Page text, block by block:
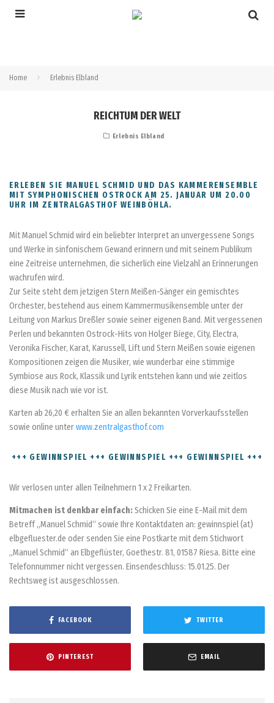
Home Erlebnis Elbland
REICHTUM DER WELT
Erlebnis Elbland
ERLEBEN SIE MANUEL SCHMID UND DAS KAMMERENSEMBLE
MIT SYMPHONISCHEN OSTROCK AM 25. JANUAR UM 20.00
UHR IM ZENTRALGASTHOF WEINBÖHLA.
Mit Manuel Schmid wird ein beliebter Interpret an unvergessene Songs
und Werke in sinfonischem Gewand erinnern und mit seinem Publikum
eine Zeitreise unternehmen, die sicherlich eine Vielzahl an Erinnerungen
wachrufen wird.
Zur Seite steht dem jetzigen Stern Meißen-Sänger ein gemischtes
Orchester, bestehend aus einem Kammermusikensemble unter der
Leitung von Markus Dreßler sowie seiner eigenen Band. Mit vergessenen
Perlen und bekannten Ostrock-Hits von Holger Biege, City, Electra,
Veronika Fischer, Karat, Karussell, Lift und Stern Meißen sowie eigenen
Kompositionen zeigen die Musiker, wie wunderbar eine stimmige
Symbiose aus Rock, Klassik und Lyrik entstehen kann und wie zeitlos
diese Musik nach wie vor ist.
Karten ab 26,20 € erhalten Sie an allen bekannten Vorverkaufsstellen
sowie online unterwww.zentralgasthof.com
+++ GEWINNSPIEL +++ GEWINNSPIEL +++ GEWINNSPIEL +++
Wir verlosen unter allen Teilnehmern 1 x 2 Freikarten.
Mitmachen ist denkbar einfach: Schicken Sie eine E-Mail mit dem
Betreff „Manuel Schmid“ sowie Ihre Kontaktdaten an: gewinnspiel (at)
elbgefluester.de oder senden Sie eine Postkarte mit dem Stichwort
„Manuel Schmid“ an Elbgeflüster, Goethestr. 81, 01587 Riesa. Bitte eine
Telefonnummer nicht vergessen. Einsendeschluss: 15.01.25. Der
Rechtsweg ist ausgeschlossen.
FACEBOOK TWITTER
PINTEREST EMAIL